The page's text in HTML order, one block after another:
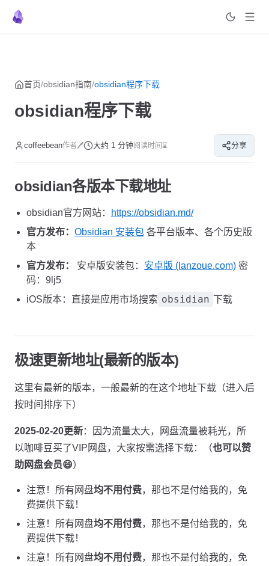
Skip to content 返回顶部
首页/obsidian指南/obsidian程序下载
obsidian程序下载
coffeebean作者🖊 大约 1 分钟阅读时间⌛ 分享
obsidian各版本下载地址
obsidian官方网站：
https://obsidian.md/
官方发布： Obsidian 安装包 各平台版本、各个历史版
本
官方发布：
安卓版安装包： 安卓版 (lanzoue.com) 密
码：9lj5
iOS版本：直接是应用市场搜索 obsidian 下载
极速更新地址(最新的版本)
这里有最新的版本，一般最新的在这个地址下载（进入后
按时间排序下）
2025-02-20更新：因为流量太大，网盘流量被耗光，所
以咖啡豆买了VIP网盘，大家按需选择下载：（也可以赞
助网盘会员😄）
注意！所有网盘均不用付费，那也不是付给我的，免
费提供下载！
注意！所有网盘均不用付费，那也不是付给我的，免
费提供下载！
注意！所有网盘均不用付费，那也不是付给我的，免